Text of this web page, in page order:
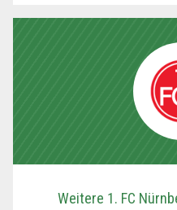
Weitere 1. FC